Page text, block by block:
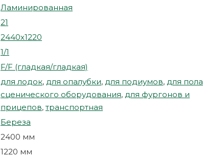
Ламинированная
21
2440х1220
1/1
F/F (гладкая/гладкая)
для лодок, для опалубки, для подиумов, для пола
сценического оборудования, для фургонов и
прицепов,транспортная
Береза
2400 мм
1220 мм